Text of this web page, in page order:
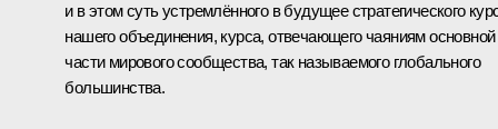
и в этом суть устремлённого в будущее стратегического
нашего объединения, курса, отвечающего чаяниям основной
части мирового сообщества, так называемого глобального
большинства.